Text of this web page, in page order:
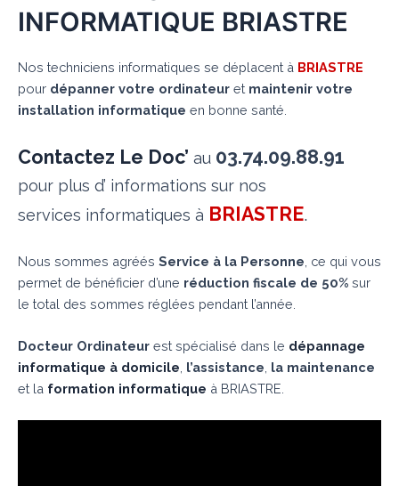
INFORMATIQUE BRIASTRE
Nos techniciens informatiques se déplacent à BRIASTRE
pour dépanner votre ordinateur et maintenir votre
installation informatique en bonne santé.
Contactez Le Doc’ au 03.74.09.88.91
pour plus d’ informations sur nos
services informatiques à BRIASTRE.
Nous sommes agréés Service à la Personne , ce qui vous
permet de bénéficier d’une réduction fiscale de 50% sur
le total des sommes réglées pendant l’année.
Docteur Ordinateur est spécialisé dans le dépannage
informatique à domicile l’assistance la maintenance
et la formation informatique à BRIASTRE.